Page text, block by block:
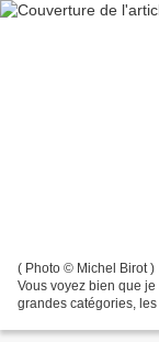
( Photo © Michel Birot
Vous voyez bien que
grandes catégories,